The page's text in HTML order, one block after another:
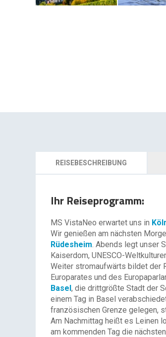
REISEBESCHREIBUNG
Ihr Reiseprogramm:
MS VistaNeo erwartet uns in
Wir genießen am nächsten
Rüdesheim. Abends legt unser
Kaiserdom, UNESCO-
Weiter stromaufwärts bildet der
Europarates und des
Basel, die drittgrößte Stadt der
einem Tag in Basel
französischen Grenze gelegen,
Am Nachmittag heißt es Leinen
am kommenden Tag die